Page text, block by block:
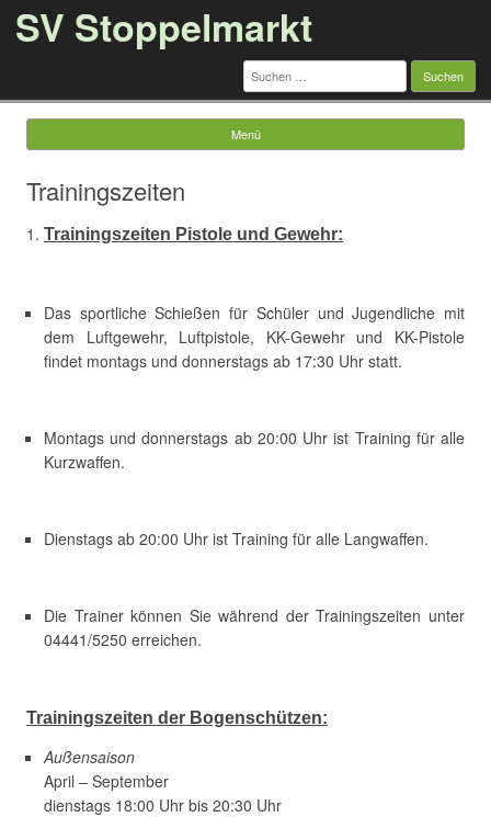
SV Stoppelmarkt
Suchen
nach:
Menü
Trainingszeiten
Trainingszeiten Pistole und Gewehr:
Das sportliche Schießen für Schüler und Jugendliche mit
dem Luftgewehr, Luftpistole, KK-Gewehr und KK-Pistole
findet montags und donnerstags ab 17:30 Uhr statt.
Montags und donnerstags ab 20:00 Uhr ist Training für alle
Kurzwaffen.
Dienstags ab 20:00 Uhr ist Training für alle Langwaffen.
Die Trainer können Sie während der Trainingszeiten unter
04441/5250 erreichen.
Trainingszeiten der Bogenschützen:
Außensaison
April – September
dienstags 18:00 Uhr bis 20:30 Uhr